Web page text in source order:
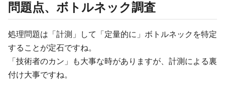
問題点、ボトルネック調査
処理問題は「計測」して「定量的に」ボトルネックを特定
することが定石ですね。
「技術者のカン」も大事な時がありますが、計測による裏
付け大事ですね。